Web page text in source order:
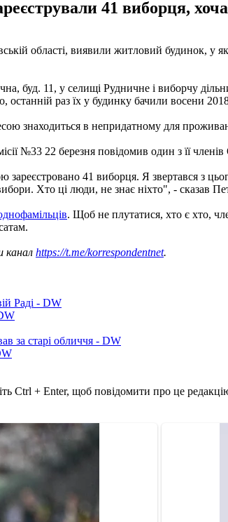
41 виборця,
області, виявили житловий будинок, у
буд. 11, у селищі Рудничне і виборчу
останній раз їх у будинку бачили восени
знаходиться в непридатному для
№33 22 березня повідомив один з її
41 виборця. Я звертався з
Хто ці люди, не знає ніхто", - сказав
. Щоб не плутатися, хто є хто,
канал https://t.me/korrespondentnet.
Раді - DW
за старі обличчя - DW
Ctrl + Enter, щоб повідомити про це